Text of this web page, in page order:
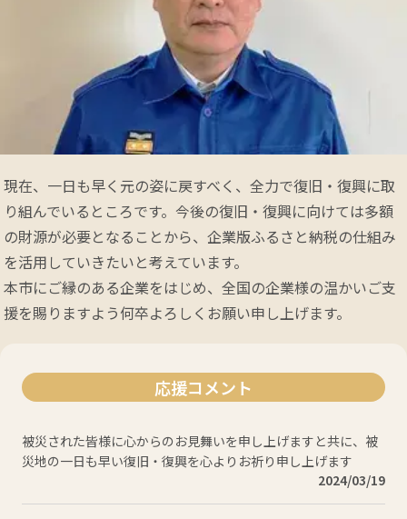
現在、一日も早く元の姿に戻すべく、全力で復旧・復興に取
り組んでいるところです。今後の復旧・復興に向けては多額
の財源が必要となることから、企業版ふるさと納税の仕組み
を活用していきたいと考えています。
本市にご縁のある企業をはじめ、全国の企業様の温かいご支
援を賜りますよう何卒よろしくお願い申し上げます。
応援コメント
被災された皆様に心からのお見舞いを申し上げますと共に、被
災地の一日も早い復旧・復興を心よりお祈り申し上げます
2024/03/19